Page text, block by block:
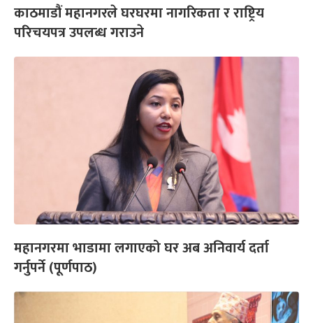
काठमाडौं महानगरले घरघरमा नागरिकता र राष्ट्रिय
परिचयपत्र उपलब्ध गराउने
महानगरमा भाडामा लगाएको घर अब अनिवार्य दर्ता
गर्नुपर्ने (पूर्णपाठ)